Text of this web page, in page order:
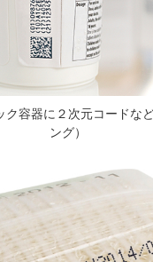
ク容器に２次元コードな
ング）